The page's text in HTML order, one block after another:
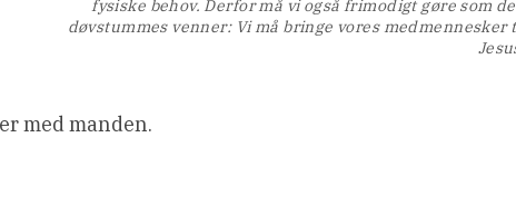
fysiske behov. Derfor må vi også frimodigt gøre som
døvstummes venner: Vi må bringe vores medmennesker
med manden.